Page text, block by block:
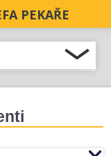
PEKAŘE